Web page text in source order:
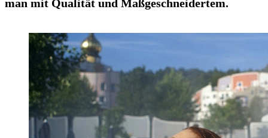
man mit Qualität und Maßgeschneidertem.